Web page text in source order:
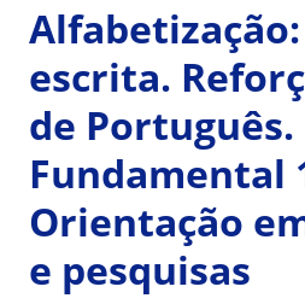
escrita.
de Português.
Fundamental
Orientação
e pesquisas